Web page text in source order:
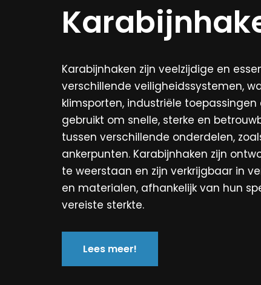
Karabijnhaken zijn veelzijdige en
verschillende veiligheidssystemen,
klimsporten, industriële toepassingen
gebruikt om snelle, sterke en
tussen verschillende onderdelen,
ankerpunten. Karabijnhaken zijn
te weerstaan en zijn verkrijgbaar in
en materialen, afhankelijk van hun
vereiste sterkte.
Lees meer!